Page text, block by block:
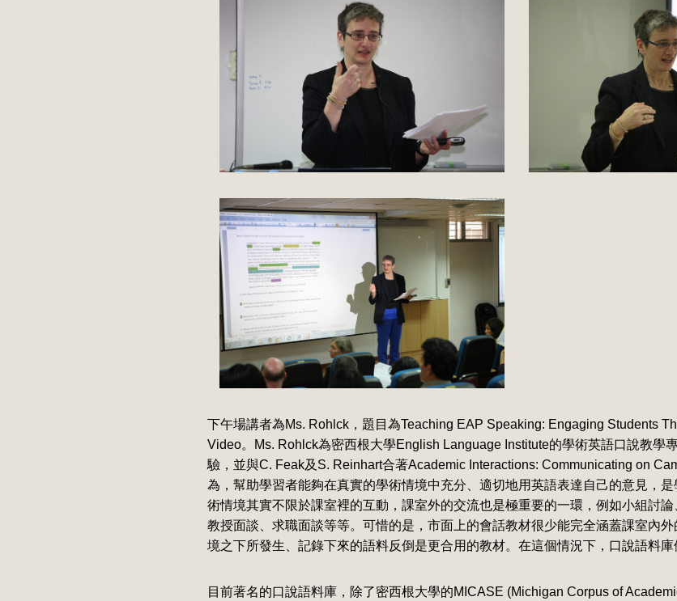
下午場講者為Ms. Rohlck，題目為Teaching EAP Speaking: Engaging Students
Video。Ms. Rohlck為密西根大學English Language Institute的學術英語口說教學
驗，並與C. Feak及S. Reinhart合著Academic Interactions: Communicating on
為，幫助學習者能夠在真實的學術情境中充分、適切地用英語表達自己的意見，
術情境其實不限於課室裡的互動，課室外的交流也是極重要的一環，例如小組討
教授面談、求職面談等等。可惜的是，市面上的會話教材很少能完全涵蓋課室內
境之下所發生、記錄下來的語料反倒是更合用的教材。在這個情況下，口說語料庫
目前著名的口說語料庫，除了密西根大學的MICASE (Michigan Corpus of